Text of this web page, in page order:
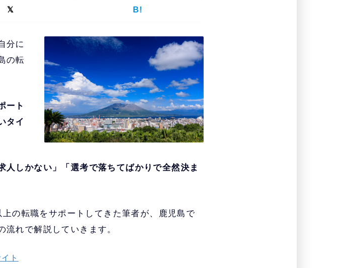
B!
分に
の転
ート
タイ
人しかない」「選考で落ちてばかりで全然決ま
の転職をサポートしてきた筆者が、鹿児島で
れで解説していきます。
ト